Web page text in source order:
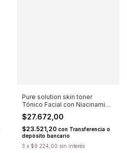
Pure solution skin toner
Tónico Facial con Niacinamida
PUREDERM
$27.672,00
$23.521,20 con Transferencia o
depósito bancario
3 x $9.224,00 sin interés